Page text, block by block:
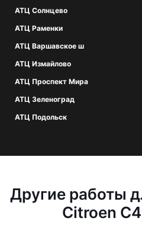
АТЦ Солнцево
АТЦ Раменки
АТЦ Варшавское ш
АТЦ Измайлово
АТЦ Проспект Мира
АТЦ Зеленоград
АТЦ Подольск
Другие работы
Citroen